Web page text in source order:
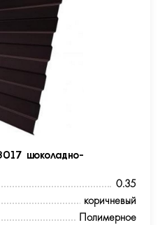
шоколадно-
0.35
коричневый
Полимерное